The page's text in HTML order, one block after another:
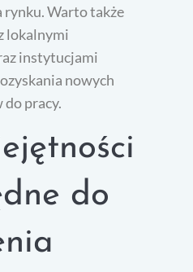
rynku. Warto także
lokalnymi
instytucjami
nowych
pracy.
do